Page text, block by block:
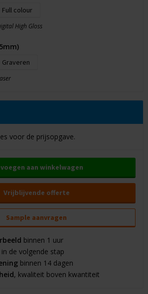
Full colour
High Gloss
Graveren
voor de prijsopgave.
aan winkelwagen
Vrijblijvende offerte
Sample aanvragen
binnen 1 uur
in de volgende stap
binnen 14 dagen
, kwaliteit boven kwantiteit